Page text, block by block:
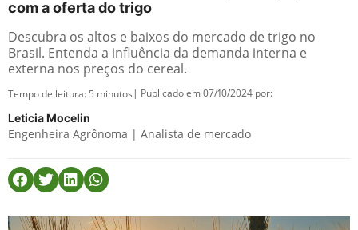
com a oferta do trigo
Descubra os altos e baixos do mercado de trigo no
Brasil. Entenda a influência da demanda interna e
externa nos preços do cereal.
Tempo de leitura: 5 minutos | Publicado em 07/10/2024 por:
Leticia Mocelin
Engenheira Agrônoma | Analista de mercado